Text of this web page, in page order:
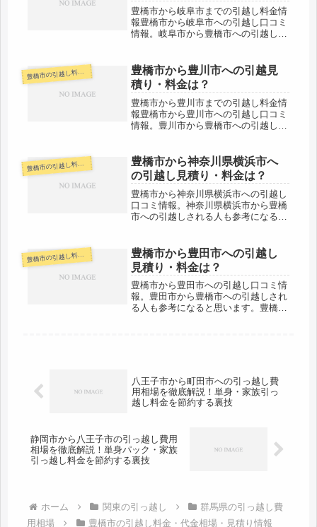
豊橋市から岐阜市までの引越し料金情
報豊橋市から岐阜市への引越し口コミ
情報。岐阜市から豊橋市への引越しさ
になります。片道で２時間弱の距離で
すので、その日のうちの引越しも可...
豊橋市の引越し料金・代金相場・見積り情報
豊橋市から豊川市への引越見
積り・料金は？
豊橋市から豊川市までの引越し料金情
報豊橋市から豊川市への引越し口コミ
情報。豊川市から豊橋市への引越しさ
し。当日中に完了するケースがほとん
どですね。それでもいろいろな引越し
会社...
豊橋市の引越し料金・代金相場・見積り情報
豊橋市から神奈川県横浜市へ
の引越し見積り・料金は？
豊橋市から神奈川県横浜市への引越し
口コミ情報。神奈川県横浜市から豊橋
市への引越しされる人も参考になると
ます。引越し料金も高めになるのもそ
うなのですが、荷物の到着は最短で...
豊橋市の引越し料金・代金相場・見積り情報
豊橋市から豊田市への引越し
見積り・料金は？
豊橋市から豊田市への引越し口コミ情
報。豊田市から豊橋市への引越しされ
る人も参考になると思います。豊橋市
八王子市から町田市への引っ越し費
用相場を徹底解説！単身・家族引っ
越し料金を節約する裏技
静岡市から八王子市の引っ越し費用
相場を徹底解説！単身パック・家族
引っ越し料金を節約する裏技
ホーム 関東の引っ越し
群馬県の引っ越し費
用相場
豊橋市の引越し料金・代金相場・見積り情報